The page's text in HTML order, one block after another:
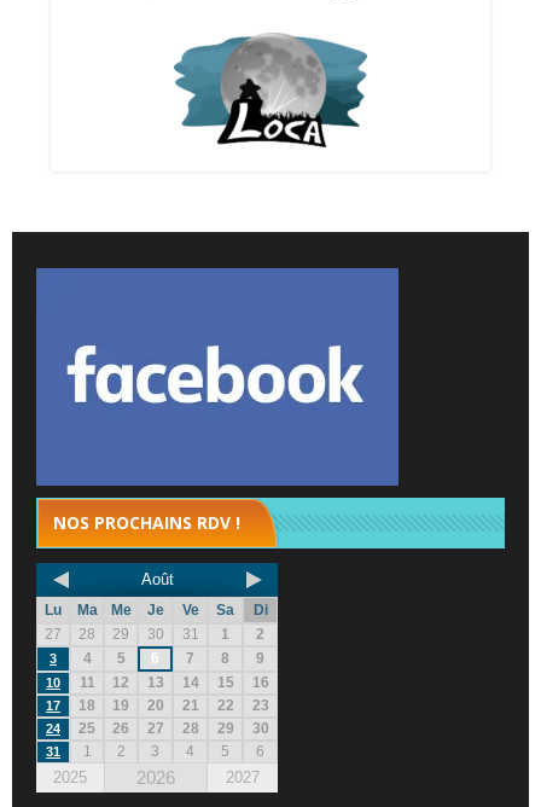
NOS PROCHAINS RDV !
Août
Lu Ma Me Je Ve Sa
Di
27
28 29 30 31 1 2
3 4 5 6 7 8 9
10 11 12 13 14 15 16
17 18 19 20 21 22 23
24 25 26 27 28 29 30
31 1 2 3 4 5 6
2025 2026 2027